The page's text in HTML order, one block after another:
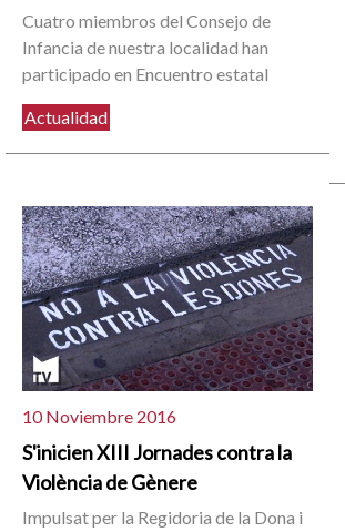
Cuatro miembros del Consejo de
Infancia de nuestra localidad han
participado en Encuentro estatal
Actualidad
10 Noviembre 2016
S'inicien XIII Jornades contra la
Violència de Gènere
Impulsat per la Regidoria de la Dona i